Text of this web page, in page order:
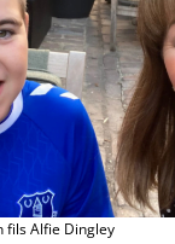
fils Alfie Dingley